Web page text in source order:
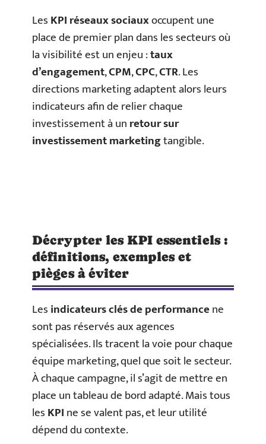
LesKPI réseaux sociauxoccupent une
place de premier plan dans les secteurs où
la visibilité est un enjeu :taux
d’engagement,CPM,CPC,CTR. Les
directions marketing adaptent alors leurs
indicateurs afin de relier chaque
investissement à unretour sur
investissement marketingtangible.
Décrypter les KPI essentiels :
définitions, exemples et
pièges à éviter
Lesindicateurs clés de performancene
sont pas réservés aux agences
spécialisées. Ils tracent la voie pour chaque
équipe marketing, quel que soit le secteur.
À chaque campagne, il s’agit de mettre en
place un tableau de bord adapté. Mais tous
lesKPIne se valent pas, et leur utilité
dépend du contexte.